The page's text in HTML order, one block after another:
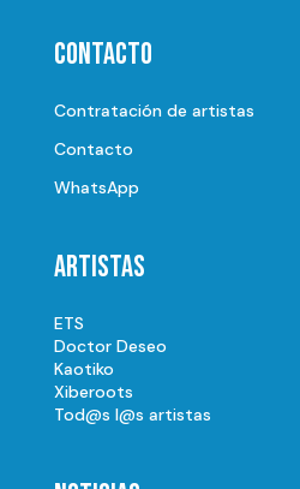
Contacto
Contratación de artistas
Contacto
WhatsApp
Artistas
ETS
Doctor Deseo
Kaotiko
Xiberoots
Tod@s l@s artistas